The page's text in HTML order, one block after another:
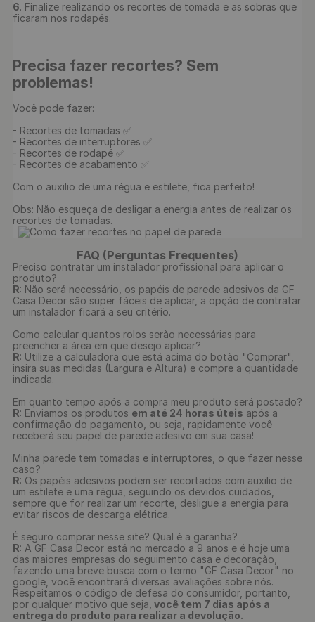
6. Finalize realizando os recortes de tomada e as sobras que
ficaram nos rodapés.
Precisa fazer recortes? Sem
problemas!
Você pode fazer:
- Recortes de tomadas ✅
- Recortes de interruptores ✅
- Recortes de rodapé ✅
- Recortes de acabamento ✅
Com o auxilio de uma régua e estilete, fica perfeito!
Obs: Não esqueça de desligar a energia antes de realizar os
recortes de tomadas.
FAQ (Perguntas Frequentes)
Preciso contratar um instalador profissional para aplicar o
produto?
R: Não será necessário, os papéis de parede adesivos da GF
Casa Decor são super fáceis de aplicar, a opção de contratar
um instalador ficará a seu critério.
Como calcular quantos rolos serão necessárias para
preencher a área em que desejo aplicar?
R: Utilize a calculadora que está acima do botão "Comprar",
insira suas medidas (Largura e Altura) e compre a quantidade
indicada.
Em quanto tempo após a compra meu produto será postado?
R: Enviamos os produtos em até 24 horas úteis após a
confirmação do pagamento, ou seja, rapidamente você
receberá seu papel de parede adesivo em sua casa!
Minha parede tem tomadas e interruptores, o que fazer nesse
caso?
R: Os papéis adesivos podem ser recortados com auxilio de
um estilete e uma régua, seguindo os devidos cuidados,
sempre que for realizar um recorte, desligue a energia para
evitar riscos de descarga elétrica.
É seguro comprar nesse site? Qual é a garantia?
R: A GF Casa Decor está no mercado a 9 anos e é hoje uma
das maiores empresas do seguimento casa e decoração,
fazendo uma breve busca com o termo "GF Casa Decor" no
google, você encontrará diversas avaliações sobre nós.
Respeitamos o código de defesa do consumidor, portanto,
por qualquer motivo que seja, você tem 7 dias após a
entrega do produto para realizar a devolução.